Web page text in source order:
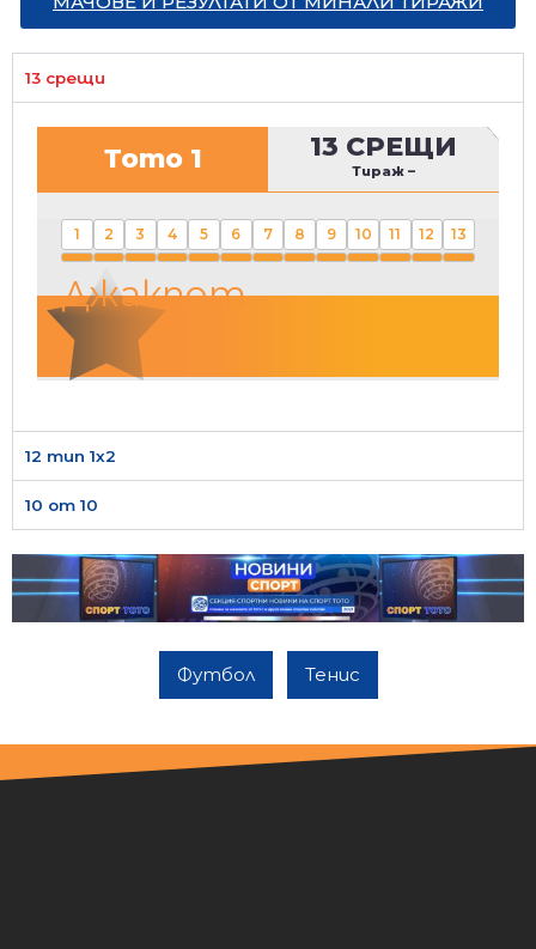
13 срещи
Тото 1 13 СРЕЩИ
Тираж –
1 2 3 4 5 6 7 8 9 10 11 12 13
Джакпот
12 тип 1х2
10 от 10
Футбол Тенис